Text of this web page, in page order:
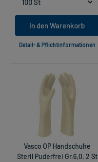
In den Warenkorb
Detail- & Pflichtinformationen
Vasco OP Handschuhe
Steril Puderfrei Gr.6,0, 2 St